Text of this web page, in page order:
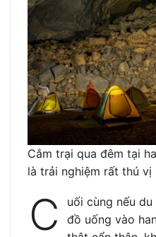
Cắm trại qua đêm tại
là trải nghiệm rất thú vị
C
uối cùng nếu
đồ uống vào